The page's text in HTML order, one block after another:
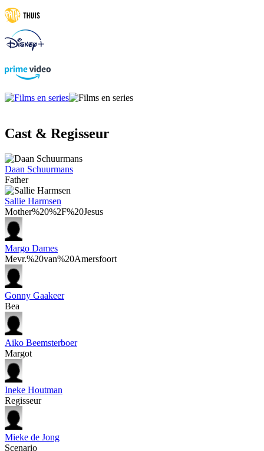
Cast & Regisseur
Daan Schuurmans
Father
Sallie Harmsen
Mother%20%2F%20Jesus
Margo Dames
Mevr.%20van%20Amersfoort
Gonny Gaakeer
Bea
Aiko Beemsterboer
Margot
Ineke Houtman
Regisseur
Mieke de Jong
Scenario